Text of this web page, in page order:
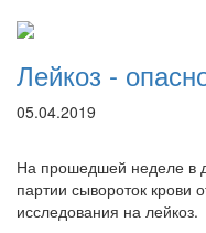
Лейкоз -
05.04.2019
На прошедшей неделе в
партии сывороток крови
исследования на лейкоз.